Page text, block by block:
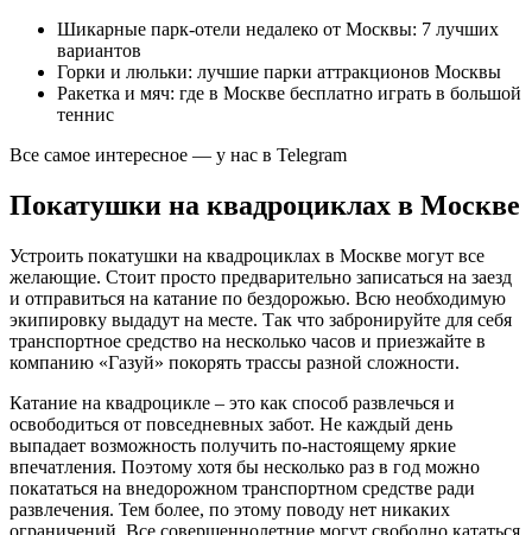
Шикарные парк-отели недалеко от Москвы: 7 лучших
вариантов
Горки и люльки: лучшие парки аттракционов Москвы
Ракетка и мяч: где в Москве бесплатно играть в большой
теннис
Все самое интересное — у нас в Telegram
Покатушки на квадроциклах в Москве
Устроить покатушки на квадроциклах в Москве могут все
желающие. Стоит просто предварительно записаться на заезд
и отправиться на катание по бездорожью. Всю необходимую
экипировку выдадут на месте. Так что забронируйте для себя
транспортное средство на несколько часов и приезжайте в
компанию «Газуй» покорять трассы разной сложности.
Катание на квадроцикле – это как способ развлечься и
освободиться от повседневных забот. Не каждый день
выпадает возможность получить по-настоящему яркие
впечатления. Поэтому хотя бы несколько раз в год можно
покататься на внедорожном транспортном средстве ради
развлечения. Тем более, по этому поводу нет никаких
ограничений. Все совершеннолетние могут свободно кататься